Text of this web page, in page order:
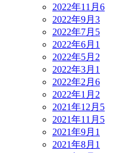
2022年11月 6
2022年9月 3
2022年7月 5
2022年6月 1
2022年5月 2
2022年3月 1
2022年2月 6
2022年1月 2
2021年12月 5
2021年11月 5
2021年9月 1
2021年8月 1